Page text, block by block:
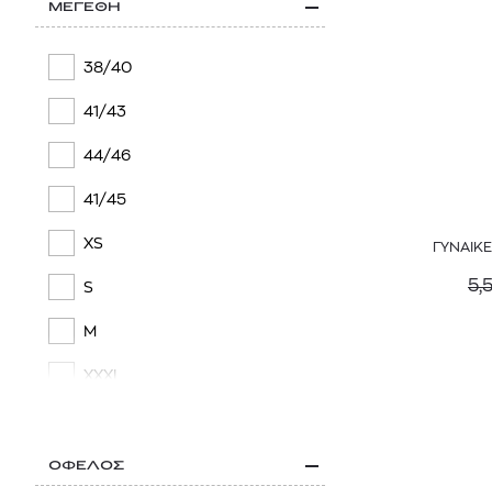
Πορτοκαλί
Ροζ
Πολύχρωμο
Καφέ
Μπορντό
ΜΕΓΕΘΗ
38/40
41/43
44/46
41/45
XS
S
M
XXXL
43
ΟΦΕΛΟΣ